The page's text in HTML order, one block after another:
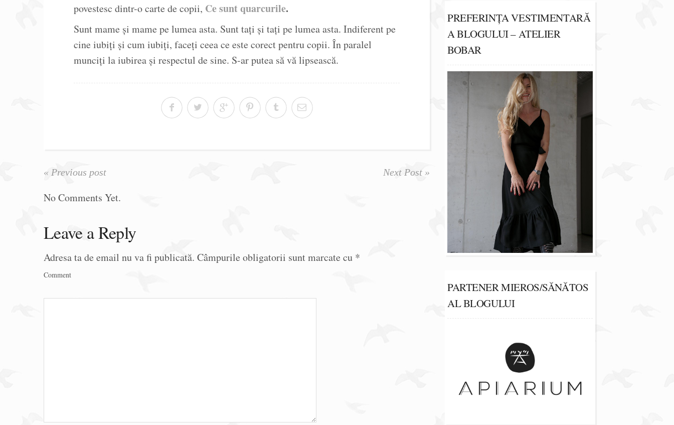
povestesc dintr-o carte de copii, Ce sunt quarcurile.
Sunt mame și mame pe lumea asta. Sunt tați și tați pe lumea asta. Indiferent pe
cine iubiți și cum iubiți, faceți ceea ce este corect pentru copii. În paralel
munciți la iubirea și respectul de sine. S-ar putea să vă lipsească.
« Previous post Next Post »
No Comments Yet.
Leave a Reply
Adresa ta de email nu va fi publicată. Câmpurile obligatorii sunt marcate cu *
Comment
PREFERINȚA VESTIMENTARĂ
A BLOGULUI – ATELIER
BOBAR
PARTENER MIEROS/SĂNĂTOS
AL BLOGULUI